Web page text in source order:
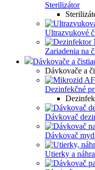
Sterilizátor
Ultrazvukové
Zariadenia na
Dávkovače a
Dávkovače a
Dezinfekčné
Dávkovač
Dávkovač
Utierky a